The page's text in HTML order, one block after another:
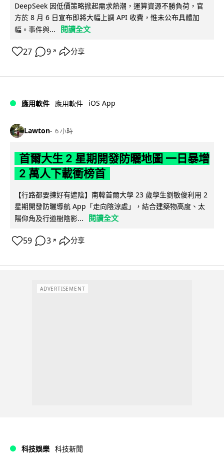
DeepSeek 因低價策略掀起需求熱潮，運算資源不勝負荷，官
方於 8 月 6 日宣布即將大幅上調 API 收費，惟未公布具體加
幅。事件與...
閱讀全文
27 9 ↗ 分享
應用軟件 應用軟件 iOS App
Lawton 6 小時
首爾大生 2 星期開發防曬地圖 一日暴增
2 萬人下載衝榜首
【行路都要揀好有遮陰】南韓首爾大學 23 歲學生劉敏俊利用 2
星期開發防曬導航 App「走向陰涼處」，結合建築物高度、太
陽仰角及行道樹陰影...
閱讀全文
59 3 ↗ 分享
ADVERTISEMENT
科技娛樂 科技新聞